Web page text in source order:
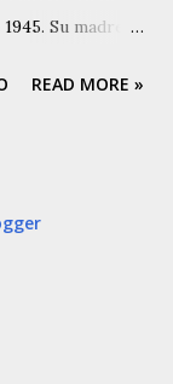
Su madre
Ortíz. Tuvo
era aún muy
Silva,
READ MORE »